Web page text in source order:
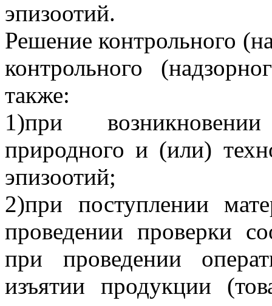
эпизоотий.
Решение контрольного
контрольного
также:
1)при
природного и (или)
эпизоотий;
2)при поступлении
проведении проверки
при проведении
изъятии продукции